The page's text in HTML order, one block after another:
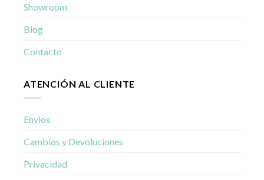
Showroom
Blog
Contacto
ATENCIÓN AL CLIENTE
Envios
Cambios y Devoluciones
Privacidad